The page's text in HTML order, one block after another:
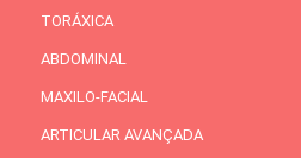
TORÁXICA
ABDOMINAL
MAXILO-FACIAL
ARTICULAR AVANÇADA